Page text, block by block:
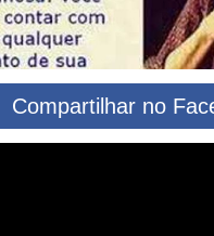
Compartilhar no